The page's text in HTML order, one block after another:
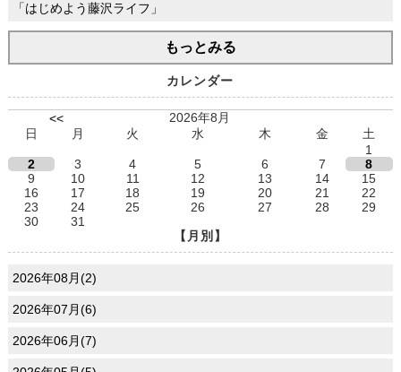
「はじめよう藤沢ライフ」
もっとみる
カレンダー
<<
2026年8月
日
月 火 水 木 金
土
1
2
3 4 5 6 7
8
9
10 11 12 13 14
15
16
17 18 19 20 21
22
23
24 25 26 27 28
29
30
31
【月別】
2026年08月(2)
2026年07月(6)
2026年06月(7)